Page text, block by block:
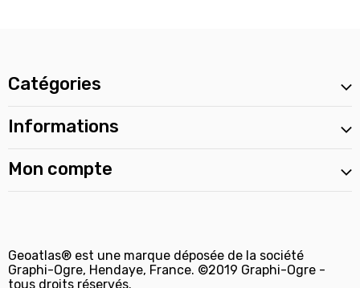
Catégories
Informations
Mon compte
Geoatlas® est une marque déposée de la société
Graphi-Ogre, Hendaye, France. ©2019 Graphi-Ogre -
tous droits réservés.